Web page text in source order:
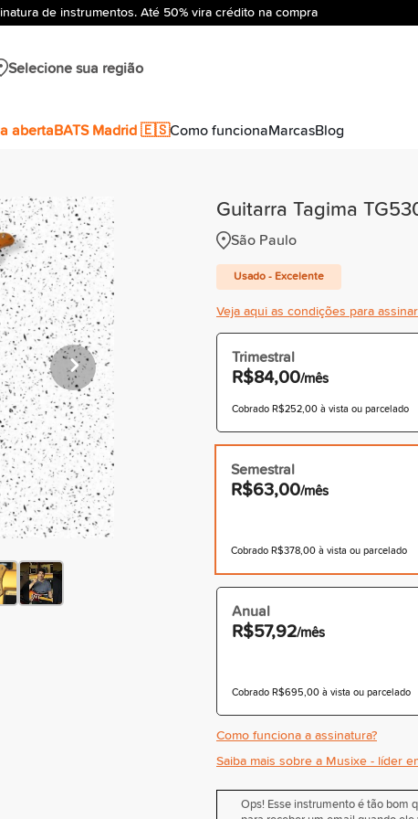
de instrumentos. Até 50% vira crédito na compra
Selecione sua região
abertaBATS Madrid 🇪🇸Como funcionaMarcasBlog
Guitarra Tagima
São Paulo
Usado - Excelente
Veja aqui as condições para assinar
Trimestral
R$84,00/mês
Cobrado R$252,00 à vista ou parcelado
Semestral
R$63,00/mês
Cobrado R$378,00 à vista ou parcelado
Anual
R$57,92/mês
Cobrado R$695,00 à vista ou parcelado
Como funciona a assinatura?
Saiba mais sobre a Musixe - líder
Ops! Esse instrumento é tão bom